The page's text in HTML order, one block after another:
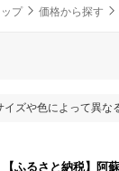
プ 価格から探す
ズや色によって異な
【ふるさと納税】阿